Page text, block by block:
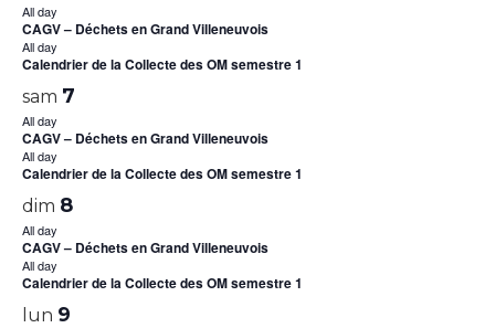
All day
CAGV – Déchets en Grand Villeneuvois
All day
Calendrier de la Collecte des OM semestre 1
sam 7
All day
CAGV – Déchets en Grand Villeneuvois
All day
Calendrier de la Collecte des OM semestre 1
dim 8
All day
CAGV – Déchets en Grand Villeneuvois
All day
Calendrier de la Collecte des OM semestre 1
lun 9